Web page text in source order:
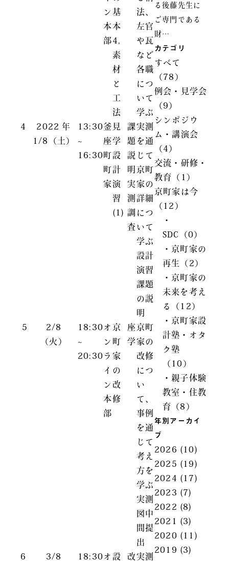
ン
本
部
基
本
4,
素
材
と
工
法
法、
左官
や瓦
など
各職
につ
いて
学ぶ
4
2022年
1/8
（土）
13:30
~
16:30
釜
座
町
町
家
見
学
設
計
演
習
(1)
課
題
説
明
実
測
調
査
実測
を通
じて
京町
家の
詳細
につ
いて
学ぶ
設計
演習
課題
の説
明
5
2/8
（火）
18:30
~
20:30
オ
ン
ラ
イ
ン
本
部
京
町
家
の
改
修
座
学
京町
家の
改修
につ
い
て、
事例
を通
じて
考え
方を
学ぶ
実測
図中
間提
出
6
3/8
18:30オ 設
改実測
る後藤先生に
ご専門である
財…
カテゴリ
すべて
（78）
例会・見学会
（9）
シンポジウ
ム・講演会
（4）
交流・研修・
教育（1）
京町家は今
（12）
・
SDC（0）
・京町家の
再生（2）
・京町家の
未来を考え
る（12）
・京町家設
計塾・オタ
ク塾
（10）
・親子体験
教室・住教
育（8）
年別アーカイ
ブ
2026 (10)
2025 (19)
2024 (17)
2023 (7)
2022 (8)
2021
(3)
2020 (11)
2019 (3)